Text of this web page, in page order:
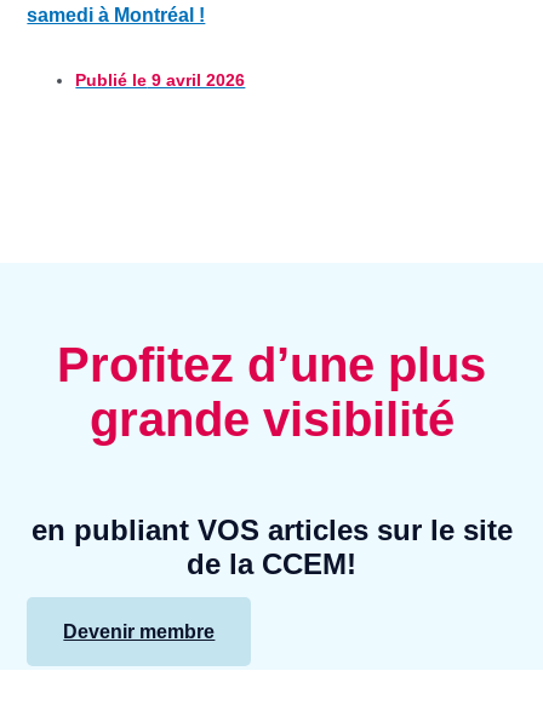
samedi à Montréal !
Publié le 9 avril 2026
Profitez d’une plus
grande visibilité
en publiant VOS articles sur le site
de la CCEM!
Devenir membre